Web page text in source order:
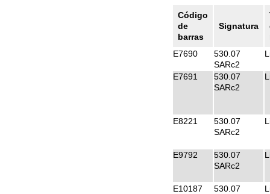
Código
de
barras
Signatura
E7690
530.07
SARc2
E7691
530.07
SARc2
E8221
530.07
SARc2
E9792
530.07
SARc2
E10187
530.07